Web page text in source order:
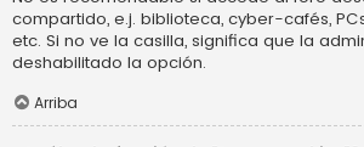
compartido, e.j. biblioteca, cyber-cafés,
etc. Si no ve la casilla, significa que la
deshabilitado la opción.
Arriba